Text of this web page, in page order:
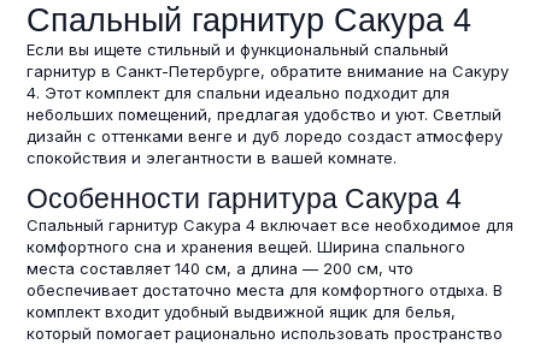
Спальный гарнитур Сакура 4
Если вы ищете стильный и функциональный спальный
гарнитур в Санкт-Петербурге, обратите внимание на Сакуру
4. Этот комплект для спальни идеально подходит для
небольших помещений, предлагая удобство и уют. Светлый
дизайн с оттенками венге и дуб лоредо создаст атмосферу
спокойствия и элегантности в вашей комнате.
Особенности гарнитура Сакура 4
Спальный гарнитур Сакура 4 включает все необходимое для
комфортного сна и хранения вещей. Ширина спального
места составляет 140 см, а длина — 200 см, что
обеспечивает достаточно места для комфортного отдыха. В
комплект входит удобный выдвижной ящик для белья,
который помогает рационально использовать пространство